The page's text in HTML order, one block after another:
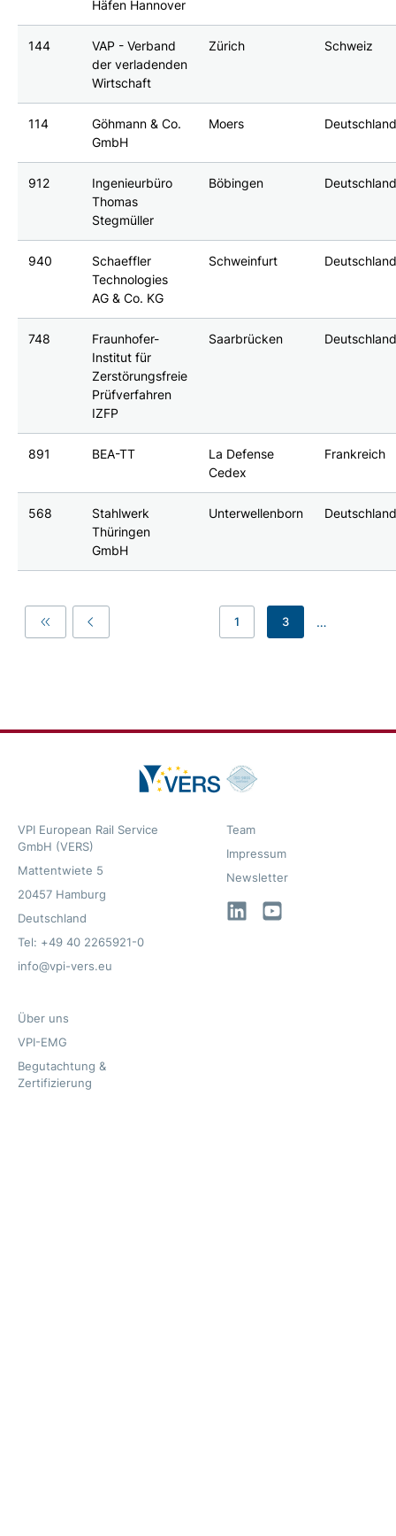
Häfen Hannover
144
VAP - Verband
der verladenden
Wirtschaft
Zürich Schweiz
114
Göhmann & Co.
GmbH
Moers
912
Ingenieurbüro
Thomas
Stegmüller
Böbingen
940
Schaeffler
Technologies
AG & Co. KG
Schweinfurt
748
Fraunhofer-
Institut für
Zerstörungsfreie
Prüfverfahren
IZFP
Saarbrücken
891 BEA-TT
La Defense
Cedex
Frankreich
568
Stahlwerk
Thüringen
GmbH
Unterwellenborn
First Previous
1 3 …
VPI European Rail Service
GmbH (VERS)
Mattentwiete 5
20457 Hamburg
Deutschland
Tel: +49 40 2265921-0
info@vpi-vers.eu
Team
Impressum
Newsletter
LinkedInYouTube
Über uns
VPI-EMG
Begutachtung &
Zertifizierung